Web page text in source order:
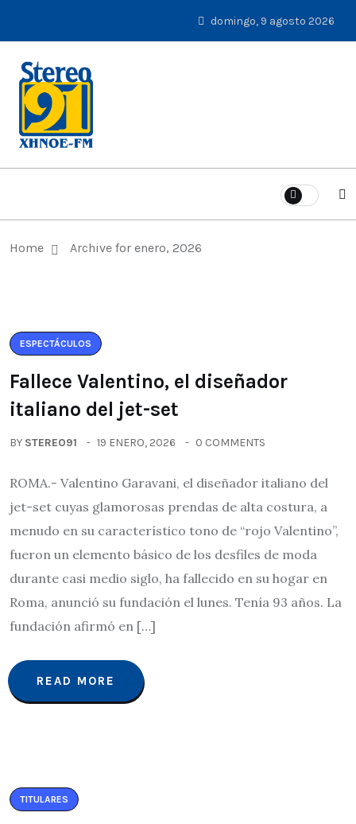
domingo, 9 agosto 2026
Home Archive for enero, 2026
ESPECTÁCULOS
Fallece Valentino, el diseñador
italiano del jet-set
BY STEREO91 19 ENERO, 2026 0 COMMENTS
ROMA.- Valentino Garavani, el diseñador italiano del
jet-set cuyas glamorosas prendas de alta costura, a
menudo en su característico tono de “rojo Valentino”,
fueron un elemento básico de los desfiles de moda
durante casi medio siglo, ha fallecido en su hogar en
Roma, anunció su fundación el lunes. Tenía 93 años. La
fundación afirmó en […]
READ MORE
TITULARES